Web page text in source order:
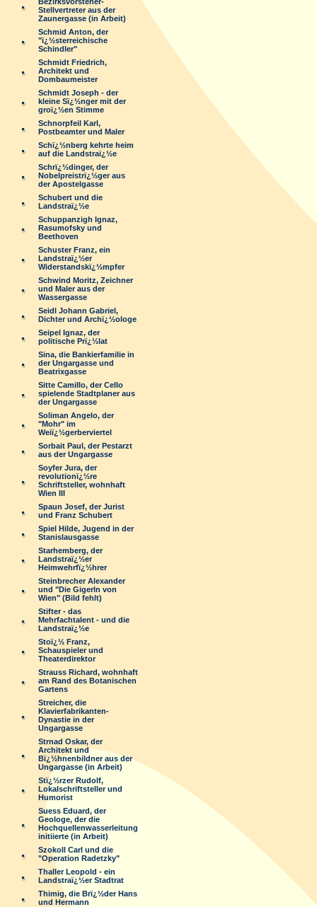
Stellvertreter aus der
Zaunergasse (in Arbeit)
Schmid Anton, der
"ï¿½sterreichische
Schindler"
Schmidt Friedrich,
Architekt und
Dombaumeister
Schmidt Joseph - der
kleine Sï¿½nger mit der
groï¿½en Stimme
Schnorpfeil Karl,
Postbeamter und Maler
Schï¿½nberg kehrte heim
auf die Landstraï¿½e
Schrï¿½dinger, der
Nobelpreistrï¿½ger aus
der Apostelgasse
Schubert und die
Landstraï¿½e
Schuppanzigh Ignaz,
Rasumofsky und
Beethoven
Schuster Franz, ein
Landstraï¿½er
Widerstandskï¿½mpfer
Schwind Moritz, Zeichner
und Maler aus der
Wassergasse
Seidl Johann Gabriel,
Dichter und Archï¿½ologe
Seipel Ignaz, der
politische Prï¿½lat
Sina, die Bankierfamilie in
der Ungargasse und
Beatrixgasse
Sitte Camillo, der Cello
spielende Stadtplaner aus
der Ungargasse
Soliman Angelo, der
"Mohr" im
Weiï¿½gerberviertel
Sorbait Paul, der Pestarzt
aus der Ungargasse
Soyfer Jura, der
revolutionï¿½re
Schriftsteller, wohnhaft
Wien III
Spaun Josef, der Jurist
und Franz Schubert
Spiel Hilde, Jugend in der
Stanislausgasse
Starhemberg, der
Landstraï¿½er
Heimwehrfï¿½hrer
Steinbrecher Alexander
und "Die Gigerln von
Wien" (Bild fehlt)
Stifter - das
Mehrfachtalent - und die
Landstraï¿½e
Stoï¿½ Franz,
Schauspieler und
Theaterdirektor
Strauss Richard, wohnhaft
am Rand des Botanischen
Gartens
Streicher, die
Klavierfabrikanten-
Dynastie in der
Ungargasse
Strnad Oskar, der
Architekt und
Bï¿½hnenbildner aus der
Ungargasse (in Arbeit)
Stï¿½rzer Rudolf,
Lokalschriftsteller und
Humorist
Suess Eduard, der
Geologe, der die
Hochquellenwasserleitung
initiierte (in Arbeit)
Szokoll Carl und die
"Operation Radetzky"
Thaller Leopold - ein
Landstraï¿½er Stadtrat
Thimig, die Brï¿½der Hans
und Hermann